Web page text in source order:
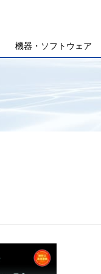
機器・ソフトウェア